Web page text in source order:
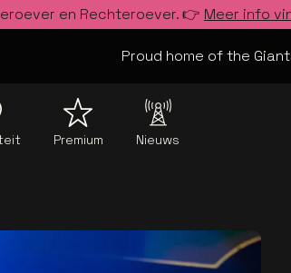
en Rechteroever. 👉 Meer info
Proud home of the
Premium Nieuws